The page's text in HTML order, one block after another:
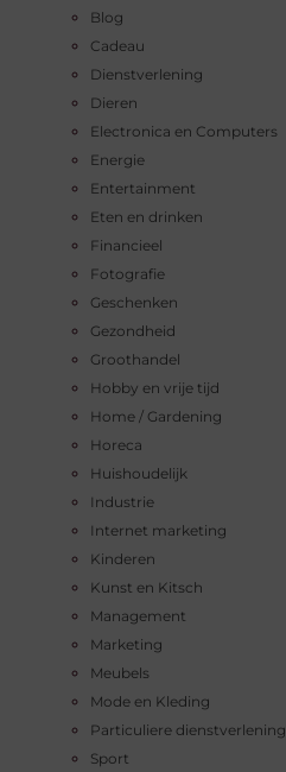
Blog
Cadeau
Dienstverlening
Dieren
Electronica en Computers
Energie
Entertainment
Eten en drinken
Financieel
Fotografie
Geschenken
Gezondheid
Groothandel
Hobby en vrije tijd
Home / Gardening
Horeca
Huishoudelijk
Industrie
Internet marketing
Kinderen
Kunst en Kitsch
Management
Marketing
Meubels
Mode en Kleding
Particuliere dienstverlening
Sport